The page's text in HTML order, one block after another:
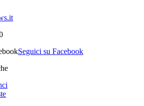
Seguici su Facebook